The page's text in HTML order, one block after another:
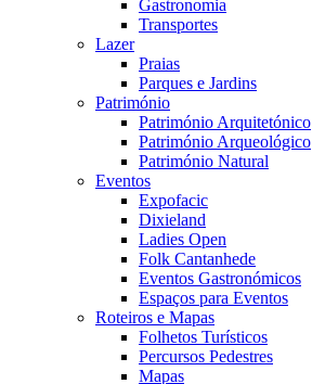
Gastronomia
Transportes
Lazer
Praias
Parques e Jardins
Património
Património Arquitetónico
Património Arqueológico
Património Natural
Eventos
Expofacic
Dixieland
Ladies Open
Folk Cantanhede
Eventos Gastronómicos
Espaços para Eventos
Roteiros e Mapas
Folhetos Turísticos
Percursos Pedestres
Mapas